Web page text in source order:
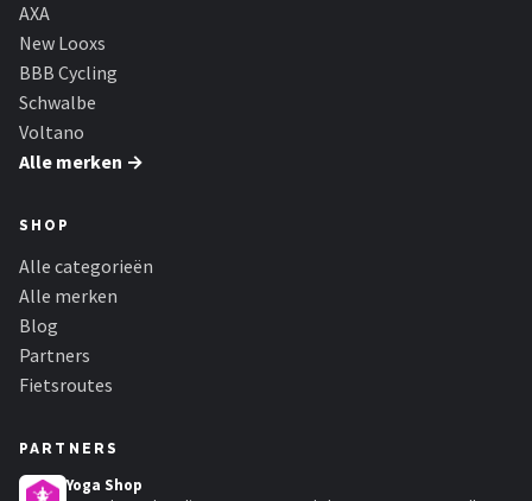
Voltano
Shimano
Cortina
AXA
New Looxs
BBB Cycling
Schwalbe
Voltano
Alle merken →
SHOP
Alle categorieën
Alle merken
Blog
Partners
Fietsroutes
PARTNERS
Yoga Shop